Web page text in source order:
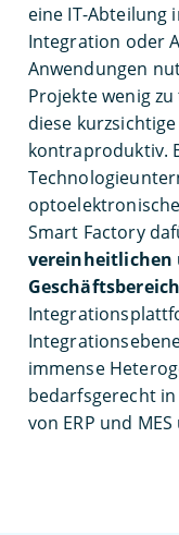
eine IT-
Integration oder
Anwendungen
Projekte wenig
diese
kontraproduktiv.
Smart Factory
vereinheitlichen
immense
bedarfsgerecht
von ERP und